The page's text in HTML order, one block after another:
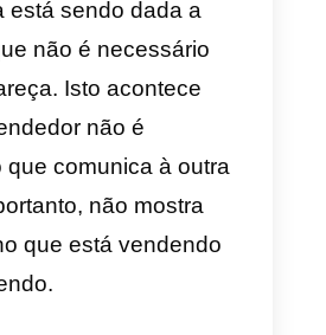
para eles. É por isso
é essencial, é
porque você pode
dessa pessoa
e evitar
ou palavras